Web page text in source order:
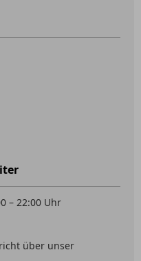
– 22:00 Uhr
über unser